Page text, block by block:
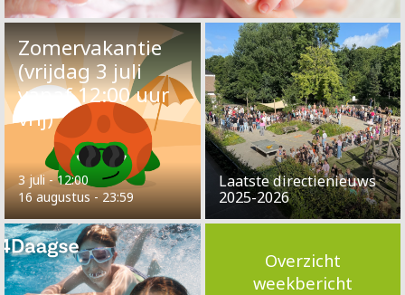
Zomervakantie
(vrijdag 3 juli
vanaf 12:00 uur
vrij)
3 juli - 12:00
16 augustus - 23:59
Laatste directienieuws
2025-2026
Overzicht
weekbericht